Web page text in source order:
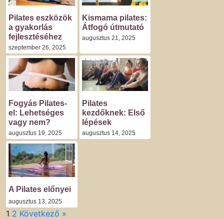
Pilates eszközök
a gyakorlás
fejlesztéséhez
szeptember 26, 2025
Kismama pilates:
Átfogó útmutató
augusztus 21, 2025
Fogyás Pilates-
el: Lehetséges
vagy nem?
augusztus 19, 2025
Pilates
kezdőknek: Első
lépések
augusztus 14, 2025
A Pilates előnyei
augusztus 13, 2025
1 2 Következő »